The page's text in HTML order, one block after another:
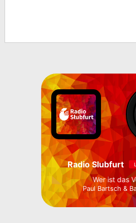
Radio Slubfurt
Wer ist das
Paul Bartsch &